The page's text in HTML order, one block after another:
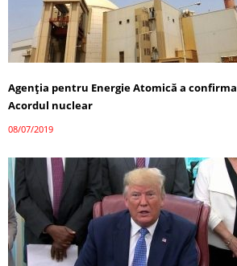
Agenţia pentru Energie Atomică a
Acordul nuclear
08/07/2019